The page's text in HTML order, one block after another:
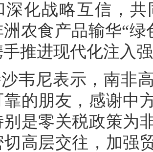
深化战略互信，
农食产品输华“
推进现代化注入
韦尼表示，南非
靠的朋友，感谢中
别是零关税政策为
切高层交往，加强